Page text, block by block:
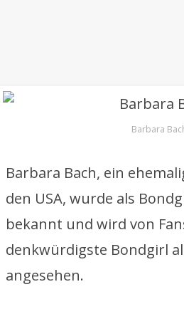
Barbara
Barbara Bach, ein
den USA, wurde als
bekannt und wird von
denkwürdigste Bondgirl
angesehen.